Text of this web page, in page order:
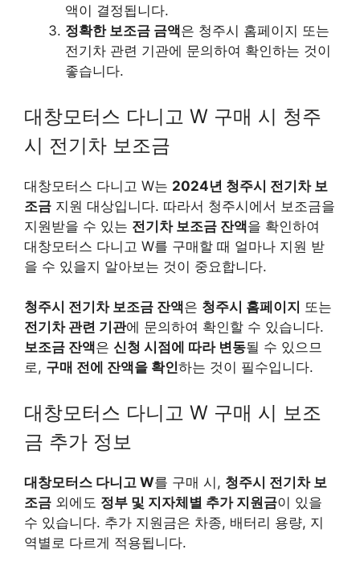
액이 결정됩니다.
정확한 보조금 금액은 청주시 홈페이지 또는
전기차 관련 기관에 문의하여 확인하는 것이
좋습니다.
대창모터스 다니고 W 구매 시 청주
시 전기차 보조금
대창모터스 다니고 W는 2024년 청주시 전기차 보
조금 지원 대상입니다. 따라서 청주시에서 보조금을
지원받을 수 있는 전기차 보조금 잔액을 확인하여
대창모터스 다니고 W를 구매할 때 얼마나 지원 받
을 수 있을지 알아보는 것이 중요합니다.
청주시 전기차 보조금 잔액은 청주시 홈페이지 또는
전기차 관련 기관에 문의하여 확인할 수 있습니다.
보조금 잔액은 신청 시점에 따라 변동될 수 있으므
로, 구매 전에 잔액을 확인하는 것이 필수입니다.
대창모터스 다니고 W 구매 시 보조
금 추가 정보
대창모터스 다니고 W를 구매 시, 청주시 전기차 보
조금 외에도 정부 및 지자체별 추가 지원금이 있을
수 있습니다. 추가 지원금은 차종, 배터리 용량, 지
역별로 다르게 적용됩니다.